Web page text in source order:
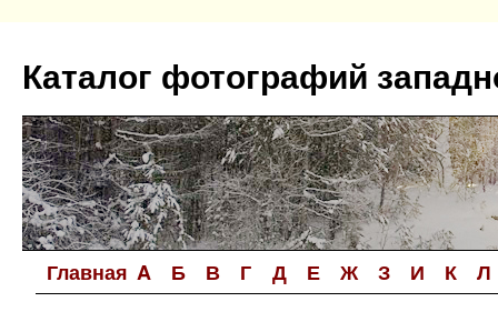
содержимому
Каталог фотографий
Главная A Б В Г Д Е Ж З И К Л